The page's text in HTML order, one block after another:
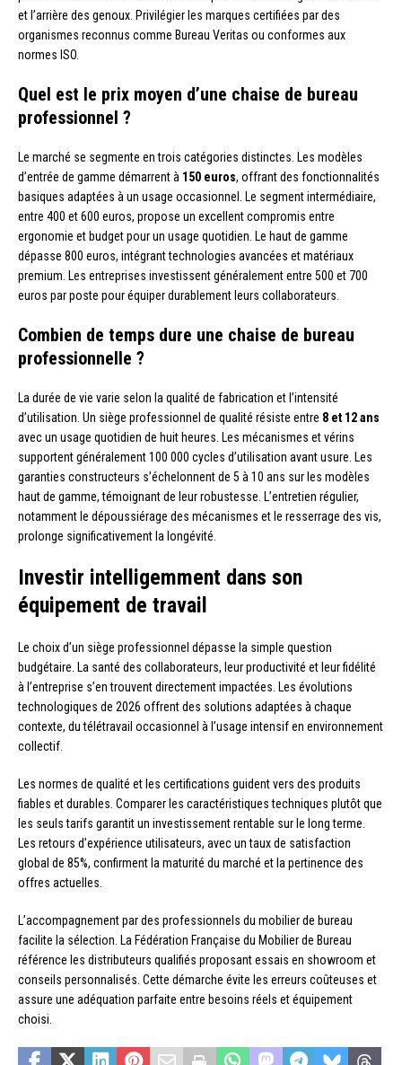
et l’arrière des genoux. Privilégier les marques certifiées par des
organismes reconnus comme Bureau Veritas ou conformes aux
normes ISO.
Quel est le prix moyen d’une chaise de bureau
professionnel ?
Le marché se segmente en trois catégories distinctes. Les modèles
d’entrée de gamme démarrent à 150 euros, offrant des fonctionnalités
basiques adaptées à un usage occasionnel. Le segment intermédiaire,
entre 400 et 600 euros, propose un excellent compromis entre
ergonomie et budget pour un usage quotidien. Le haut de gamme
dépasse 800 euros, intégrant technologies avancées et matériaux
premium. Les entreprises investissent généralement entre 500 et 700
euros par poste pour équiper durablement leurs collaborateurs.
Combien de temps dure une chaise de bureau
professionnelle ?
La durée de vie varie selon la qualité de fabrication et l’intensité
d’utilisation. Un siège professionnel de qualité résiste entre 8 et 12 ans
avec un usage quotidien de huit heures. Les mécanismes et vérins
supportent généralement 100 000 cycles d’utilisation avant usure. Les
garanties constructeurs s’échelonnent de 5 à 10 ans sur les modèles
haut de gamme, témoignant de leur robustesse. L’entretien régulier,
notamment le dépoussiérage des mécanismes et le resserrage des vis,
prolonge significativement la longévité.
Investir intelligemment dans son
équipement de travail
Le choix d’un siège professionnel dépasse la simple question
budgétaire. La santé des collaborateurs, leur productivité et leur fidélité
à l’entreprise s’en trouvent directement impactées. Les évolutions
technologiques de 2026 offrent des solutions adaptées à chaque
contexte, du télétravail occasionnel à l’usage intensif en environnement
collectif.
Les normes de qualité et les certifications guident vers des produits
fiables et durables. Comparer les caractéristiques techniques plutôt que
les seuls tarifs garantit un investissement rentable sur le long terme.
Les retours d’expérience utilisateurs, avec un taux de satisfaction
global de 85%, confirment la maturité du marché et la pertinence des
offres actuelles.
L’accompagnement par des professionnels du mobilier de bureau
facilite la sélection. La Fédération Française du Mobilier de Bureau
référence les distributeurs qualifiés proposant essais en showroom et
conseils personnalisés. Cette démarche évite les erreurs coûteuses et
assure une adéquation parfaite entre besoins réels et équipement
choisi.